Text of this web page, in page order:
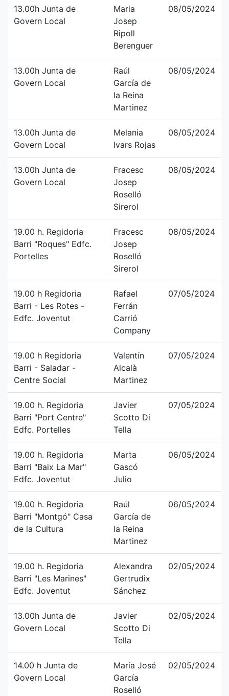
13.00h Junta de
Govern Local
Maria
Josep
Ripoll
Berenguer
08/05/2024
13.00h Junta de
Govern Local
Raúl
García de
la Reina
Martinez
08/05/2024
13.00h Junta de
Govern Local
Melania
Ivars Rojas
08/05/2024
13.00h Junta de
Govern Local
Fracesc
Josep
Roselló
Sirerol
08/05/2024
19.00 h. Regidoria
Barri "Roques" Edfc.
Portelles
Fracesc
Josep
Roselló
Sirerol
08/05/2024
19.00 h Regidoria
Barri - Les Rotes -
Edfc. Joventut
Rafael
Ferrán
Carrió
Company
07/05/2024
19.00 h Regidoria
Barri - Saladar -
Centre Social
Valentín
Alcalà
Martinez
07/05/2024
19.00 h. Regidoria
Barri "Port Centre"
Edfc. Portelles
Javier
Scotto Di
Tella
07/05/2024
19.00 h. Regidoria
Barri "Baix La Mar"
Edfc. Joventut
Marta
Gascó
Julio
06/05/2024
19.00 h. Regidoria
Barri "Montgó" Casa
de la Cultura
Raúl
García de
la Reina
Martinez
06/05/2024
19.00 h. Regidoria
Barri "Les Marines"
Edfc. Joventut
Alexandra
Gertrudix
Sánchez
02/05/2024
13.00h Junta de
Govern Local
Javier
Scotto Di
Tella
02/05/2024
14.00 h Junta de
Govern Local
María José
García
Roselló
02/05/2024